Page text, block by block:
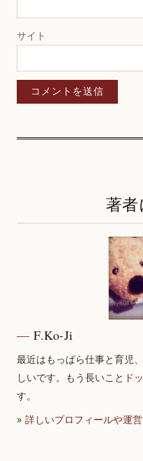
サイト
著
F.Ko-Ji
最近はもっぱら仕事と育児
しいです。もう長いこと ド
す。
» 詳しいプロフィールや運